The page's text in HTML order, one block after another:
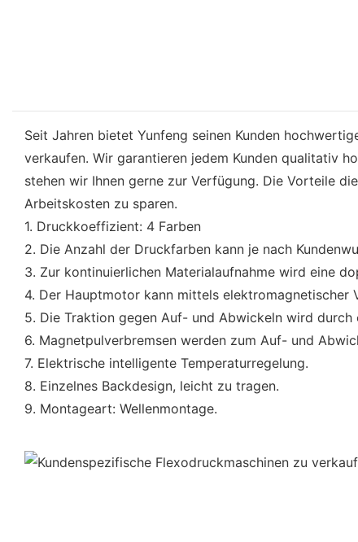
Seit Jahren bietet Yunfeng seinen Kunden
verkaufen. Wir garantieren jedem Kunden qualitativ
stehen wir Ihnen gerne zur Verfügung. Die Vorteile
Arbeitskosten zu sparen.
1. Druckkoeffizient: 4 Farben
2. Die Anzahl der Druckfarben kann je nach
3. Zur kontinuierlichen Materialaufnahme wird eine
4. Der Hauptmotor kann mittels elektromagnetischer
5. Die Traktion gegen Auf- und Abwickeln wird
6. Magnetpulverbremsen werden zum Auf- und
7. Elektrische intelligente Temperaturregelung.
8. Einzelnes Backdesign, leicht zu tragen.
9. Montageart: Wellenmontage.